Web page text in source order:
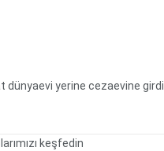
dünyaevi yerine cezaevine girdi
keşfedin